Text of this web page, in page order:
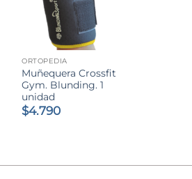
ORTOPEDIA
Muñequera Crossfit
Gym. Blunding. 1
unidad
$4.790